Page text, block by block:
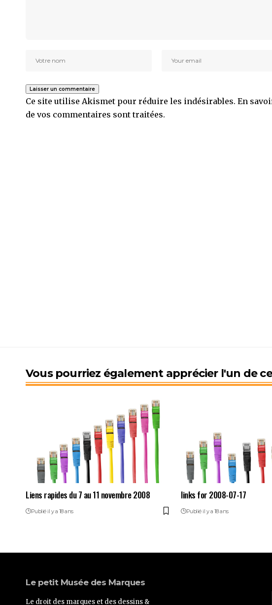
Ce site utilise Akismet pour réduire les indésirables. En
de vos commentaires sont traitées.
Vous pourriez également apprécier l'un de
Liens rapides du 7 au 11 novembre 2008
Publié il y a 18 ans
links for 2008-07-17
Publié il y a 18 ans
Le petit Musée des Marques
Le droit des marques et des dessins &